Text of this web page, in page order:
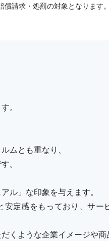
請求・処罰の対象となります。
。
ムとも重なり、
。
ル」な印象を与えます。
定感をもっており、サー
くような企業イメージや